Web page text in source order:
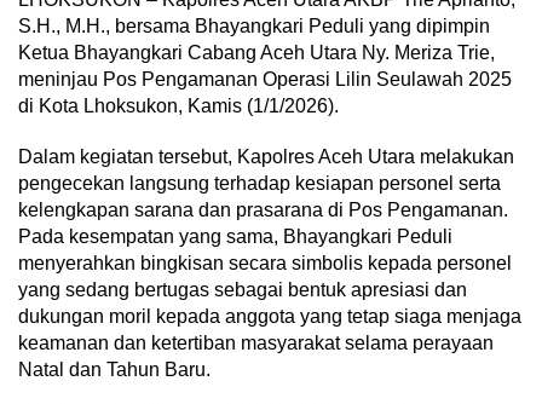
S.H., M.H., bersama Bhayangkari Peduli yang dipimpin
Ketua Bhayangkari Cabang Aceh Utara Ny. Meriza Trie,
meninjau Pos Pengamanan Operasi Lilin Seulawah 2025
di Kota Lhoksukon, Kamis (1/1/2026).
Dalam kegiatan tersebut, Kapolres Aceh Utara melakukan
pengecekan langsung terhadap kesiapan personel serta
kelengkapan sarana dan prasarana di Pos Pengamanan.
Pada kesempatan yang sama, Bhayangkari Peduli
menyerahkan bingkisan secara simbolis kepada personel
yang sedang bertugas sebagai bentuk apresiasi dan
dukungan moril kepada anggota yang tetap siaga menjaga
keamanan dan ketertiban masyarakat selama perayaan
Natal dan Tahun Baru.